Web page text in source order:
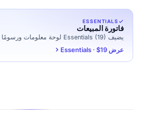
ESSENTIALS
فاتورة المبيعات
يضيف Essentials (19) لوحة معلومات ورسومًا بيانية وفئات موسّعة.
عرض Essentials · $19